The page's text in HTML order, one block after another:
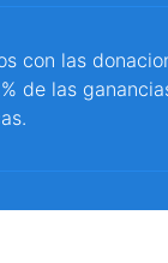
con las
de las